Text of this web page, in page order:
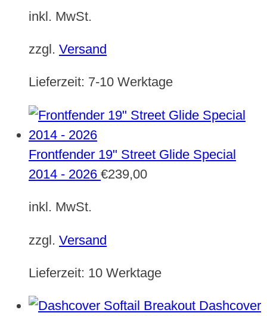
inkl. MwSt.
zzgl. Versand
Lieferzeit: 7-10 Werktage
Frontfender 19" Street Glide Special
2014 - 2026 €239,00
inkl. MwSt.
zzgl. Versand
Lieferzeit: 10 Werktage
Dashcover